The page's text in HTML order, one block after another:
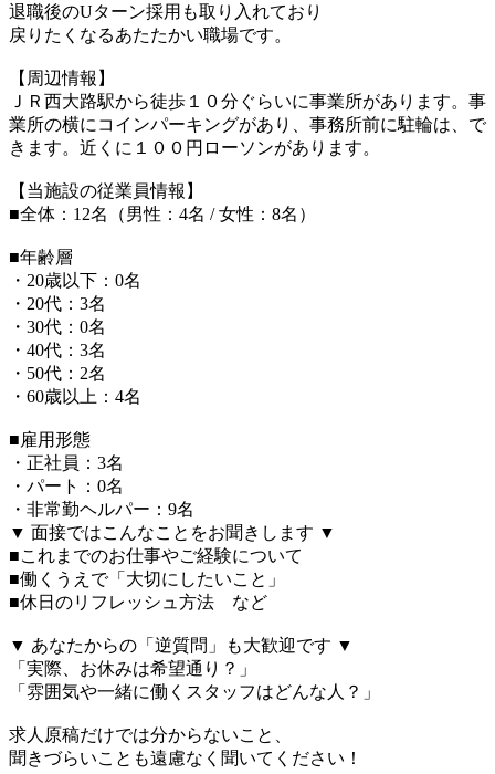
退職後のUターン採用も取り入れており
戻りたくなるあたたかい職場です。
【周辺情報】
ＪＲ西大路駅から徒歩１０分ぐらいに事業所があります。事
業所の横にコインパーキングがあり、事務所前に駐輪は、で
きます。近くに１００円ローソンがあります。
【当施設の従業員情報】
■全体：12名（男性：4名 / 女性：8名）
■年齢層
・20歳以下：0名
・20代：3名
・30代：0名
・40代：3名
・50代：2名
・60歳以上：4名
■雇用形態
・正社員：3名
・パート：0名
・非常勤ヘルパー：9名
▼ 面接ではこんなことをお聞きします ▼
■これまでのお仕事やご経験について
■働くうえで「大切にしたいこと」
■休日のリフレッシュ方法 など
▼ あなたからの「逆質問」も大歓迎です ▼
「実際、お休みは希望通り？」
「雰囲気や一緒に働くスタッフはどんな人？」
求人原稿だけでは分からないこと、
聞きづらいことも遠慮なく聞いてください！